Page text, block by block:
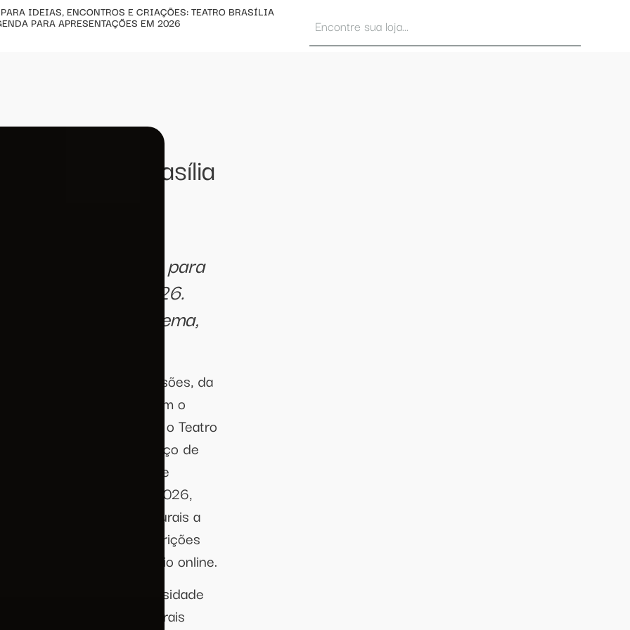
IDEIAS, ENCONTROS E CRIAÇÕES: TEATRO BRASÍLIA
PARA APRESENTAÇÕES EM 2026
ideias,
Teatro Brasília
para
até 13 de fevereiro para
ao longo de 2026.
música, dança, cinema,
diversidade de expressões, da
a espaços que promovem o
Inserido nesse cenário, o Teatro
um importante espaço de
inicia o processo de
a programação de 2026,
coletivos e agentes culturais a
linguagens. As inscrições
por meio de formulário online.
a partir da diversidade
tanto criações autorais